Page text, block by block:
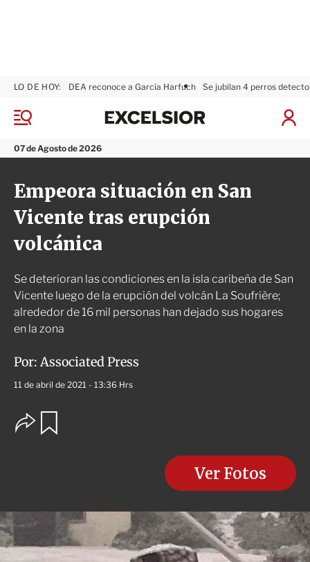
M
n
ú
07 de Agosto de 2026
LO DE HOY: DEA reconoce a García Harfuch Se jubilan 4 perros
I
n
x
l
i
o
r
Empeora situación en San
Vicente tras erupción
volcánica
Se deterioran las condiciones en la isla caribeña de San
Vicente luego de la erupción del volcán La Soufrière;
alrededor de 16 mil personas han dejado sus hogares
en la zona
Por:Associated Press
11 de abril de 2021 - 13:36 Hrs
O
p
s
c
Ver Fotos